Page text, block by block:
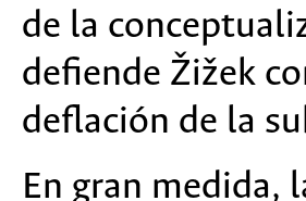
de la
defiende Žižek
deflación de la
En gran medida,